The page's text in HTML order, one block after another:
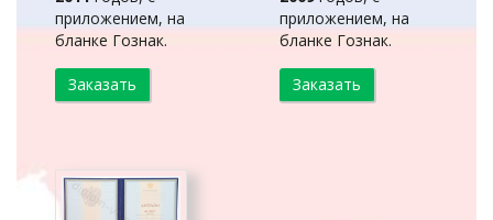
приложением, на
бланке Гознак.
Заказать
приложением, на
бланке Гознак.
Заказать